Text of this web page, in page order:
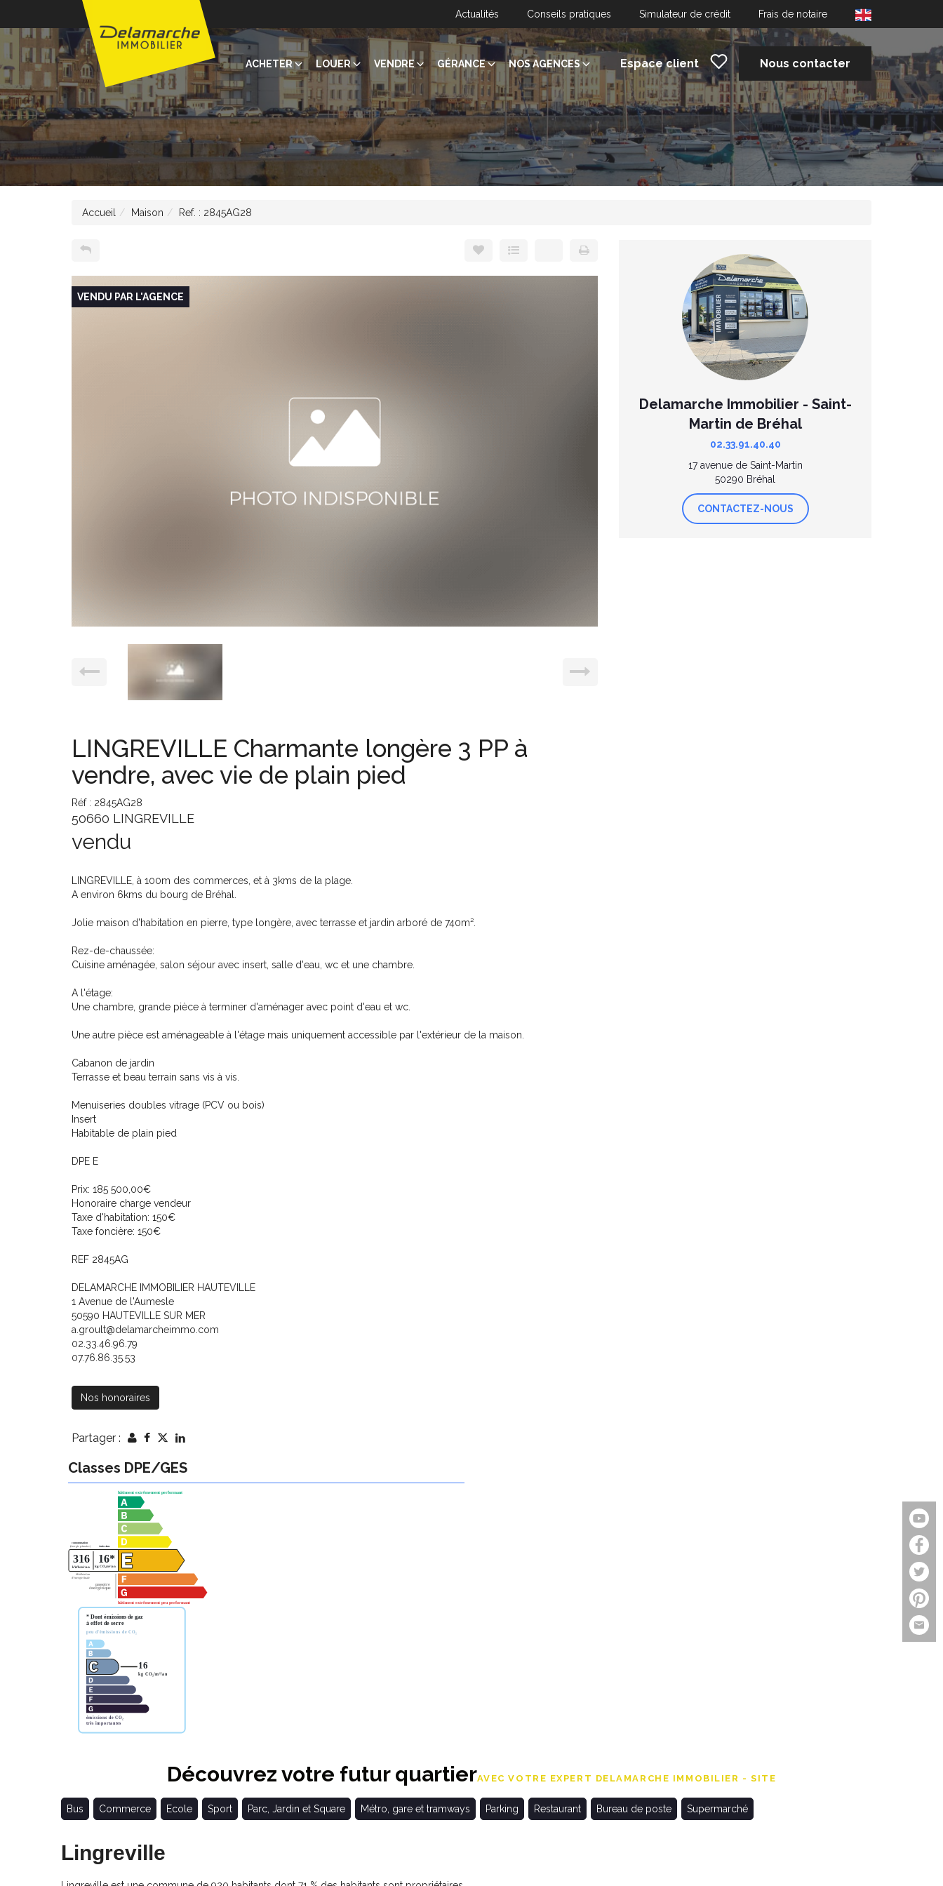
Actualités Conseils pratiques Simulateur de crédit Frais de notaire
ACHETER LOUER VENDRE GÉRANCE NOS AGENCES Espace client Nous contacter
Accueil Maison Ref. : 2845AG28
VENDU PAR L'AGENCE
LINGREVILLE Charmante longère 3 PP à
vendre, avec vie de plain pied
Réf : 2845AG28
50660 LINGREVILLE
vendu
LINGREVILLE, à 100m des commerces, et à 3kms de la plage.
A environ 6kms du bourg de Bréhal.
Jolie maison d'habitation en pierre, type longère, avec terrasse et jardin arboré de 740m².
Rez-de-chaussée:
Cuisine aménagée, salon séjour avec insert, salle d'eau, wc et une chambre.
A l'étage:
Une chambre, grande pièce à terminer d'aménager avec point d'eau et wc.
Une autre pièce est aménageable à l'étage mais uniquement accessible par l'extérieur de la maison.
Cabanon de jardin
Terrasse et beau terrain sans vis à vis.
Menuiseries doubles vitrage (PCV ou bois)
Insert
Habitable de plain pied
DPE E
Prix: 185 500,00€
Honoraire charge vendeur
Taxe d'habitation: 150€
Taxe foncière: 150€
REF 2845AG
DELAMARCHE IMMOBILIER HAUTEVILLE
1 Avenue de l'Aumesle
50590 HAUTEVILLE SUR MER
a.groult@delamarcheimmo.com
02.33.46.96.79
07.76.86.35.53
Nos honoraires
Partager :
Delamarche Immobilier - Saint-
Martin de Bréhal
02.33.91.40.40
17 avenue de Saint-Martin
50290 Bréhal
CONTACTEZ-NOUS
Classes DPE/GES
Découvrez votre futur quartierAVEC VOTRE EXPERT DELAMARCHE IMMOBILIER - SITE
Bus Commerce Ecole Sport Parc, Jardin et Square Métro, gare et tramways Parking Restaurant Bureau de poste Supermarché
Lingreville